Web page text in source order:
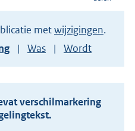
n
g
t
t
metwijzigingen
Was Wordt
verschilmarkering